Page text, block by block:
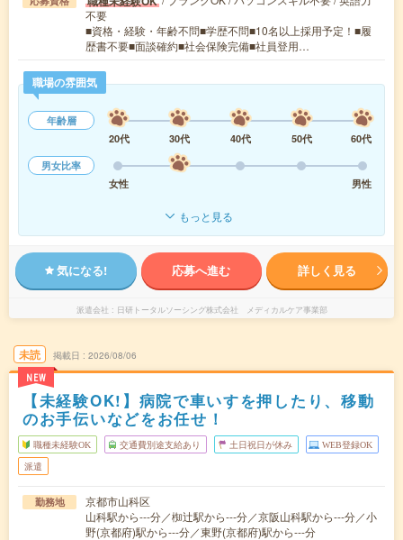
不要
■資格・経験・年齢不問■学歴不問■10名以上採用予定！■履
歴書不要■面談確約■社会保険完備■社員登用…
職場の雰囲気
年齢層
20代
30代 40代 50代
60代
男女比率
女性
男性
もっと見る
気になる! 応募へ進む 詳しく見る
派遣会社 日研トータルソーシング株式会社 メディカルケア事業部
未読
NEW
掲載日 2026/08/06
【未経験OK!】病院で車いすを押したり、移動
のお手伝いなどをお任せ！
職種未経験OK 交通費別途支給あり 土日祝日が休み WEB登録OK
派遣
勤務地
京都市山科区
山科駅から---分／椥辻駅から---分／京阪山科駅から---分／小
野(京都府)駅から---分／東野(京都府)駅から---分